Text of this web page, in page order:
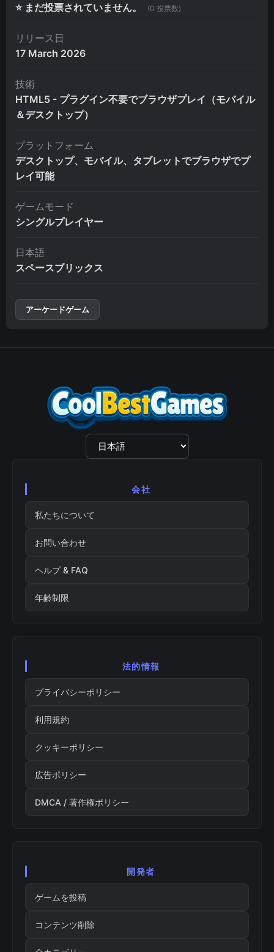
⭐ まだ投票されていません。
(0 投票数)
リリース日
17 March 2026
技術
HTML5 - プラグイン不要でブラウザプレイ（モバイル
＆デスクトップ）
プラットフォーム
デスクトップ、モバイル、タブレットでブラウザでプ
レイ可能
ゲームモード
シングルプレイヤー
日本語
スペースブリックス
アーケードゲーム
言
語
会社
私たちについて
お問い合わせ
ヘルプ & FAQ
年齢制限
法的情報
プライバシーポリシー
利用規約
クッキーポリシー
広告ポリシー
DMCA / 著作権ポリシー
開発者
ゲームを投稿
コンテンツ削除